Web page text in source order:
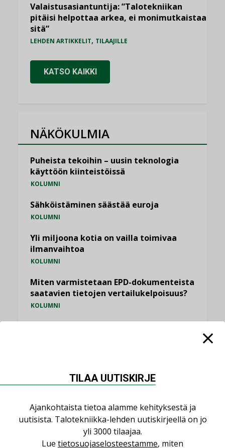
Valaistusasiantuntija: ”Talotekniikan
pitäisi helpottaa arkea, ei monimutkaistaa
sitä”
LEHDEN ARTIKKELIT, TILAAJILLE
KATSO KAIKKI
NÄKÖKULMIA
Puheista tekoihin – uusin teknologia
käyttöön kiinteistöissä
KOLUMNI
Sähköistäminen säästää euroja
KOLUMNI
Yli miljoona kotia on vailla toimivaa
ilmanvaihtoa
KOLUMNI
Miten varmistetaan EPD-dokumenteista
saatavien tietojen vertailukelpoisuus?
KOLUMNI
KATSO KAIKKI
NIMITYKSET
TILAA UUTISKIRJE
Ajankohtaista tietoa alamme kehityksestä ja
uutisista. Talotekniikka-lehden uutiskirjeellä on jo
yli 3000 tilaajaa.
Lue tietosuojaselosteestamme, miten